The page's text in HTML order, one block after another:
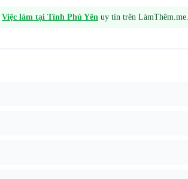
Việc làm tại Tỉnh Phú Yên uy tín trên LàmThêm.me.